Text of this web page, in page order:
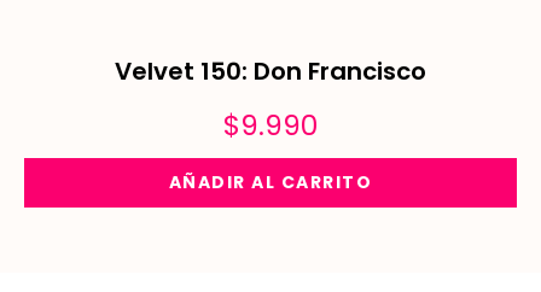
Velvet 150: Don Francisco
$9.990
AÑADIR AL CARRITO